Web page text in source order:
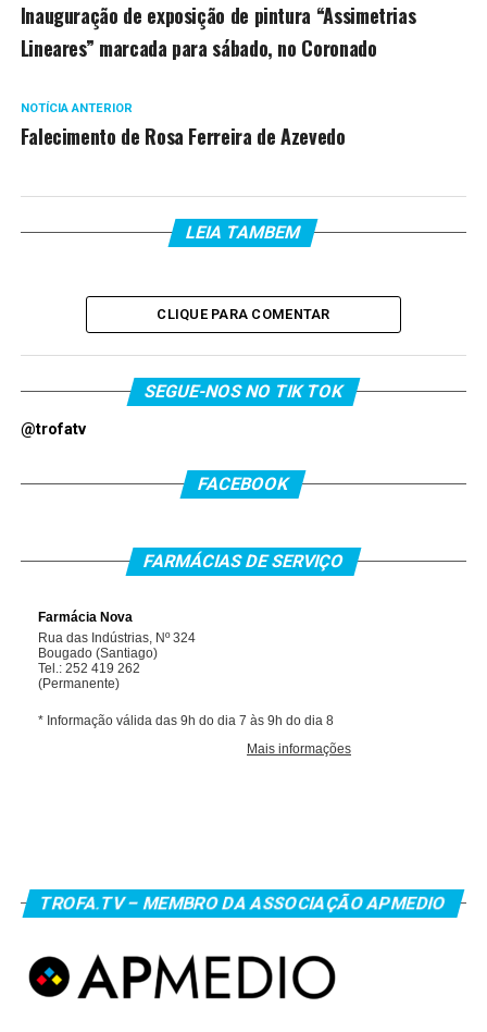
Inauguração de exposição de pintura “Assimetrias
Lineares” marcada para sábado, no Coronado
NOTÍCIA ANTERIOR
Falecimento de Rosa Ferreira de Azevedo
LEIA TAMBEM
CLIQUE PARA COMENTAR
SEGUE-NOS NO TIK TOK
@trofatv
FACEBOOK
FARMÁCIAS DE SERVIÇO
TROFA.TV – MEMBRO DA ASSOCIAÇÃO APMEDIO